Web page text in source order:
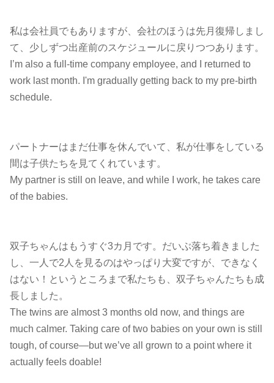
私は会社員でもありますが、会社のほうは先月復帰しまし
て、少しずつ出産前のスケジュールに戻りつつあります。
I’m also a full-time company employee, and I returned to
work last month. I'm gradually getting back to my pre-birth
schedule.
パートナーはまだ仕事を休んでいて、私が仕事をしている
間は子供たちを見てくれています。
My partner is still on leave, and while I work, he takes care
of the babies.
双子ちゃんはもうすぐ3カ月です。だいぶ落ち着きました
し、一人で2人を見るのはやっぱり大変ですが、できなく
はない！というところまで私たちも、双子ちゃんたちも成
長しました。
The twins are almost 3 months old now, and things are
much calmer. Taking care of two babies on your own is still
tough, of course—but we’ve all grown to a point where it
actually feels doable!